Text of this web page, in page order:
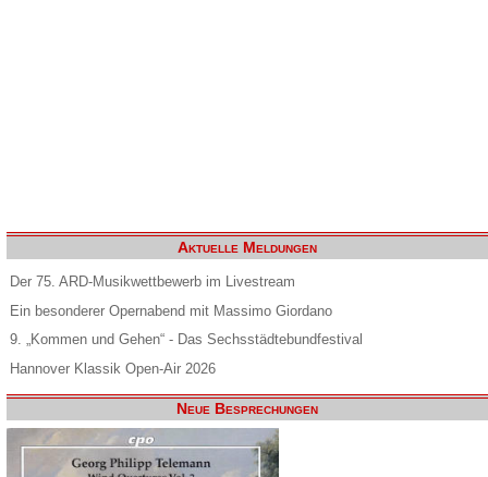
Aktuelle Meldungen
Der 75. ARD-Musikwettbewerb im Livestream
Ein besonderer Opernabend mit Massimo Giordano
9. „Kommen und Gehen“ - Das Sechsstädtebundfestival
Hannover Klassik Open-Air 2026
Neue Besprechungen